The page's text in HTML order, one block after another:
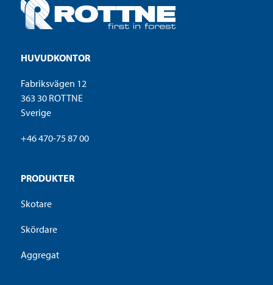
HUVUDKONTOR
Fabriksvägen 12
363 30 ROTTNE
Sverige
+46 470-75 87 00
PRODUKTER
Skotare
Skördare
Aggregat